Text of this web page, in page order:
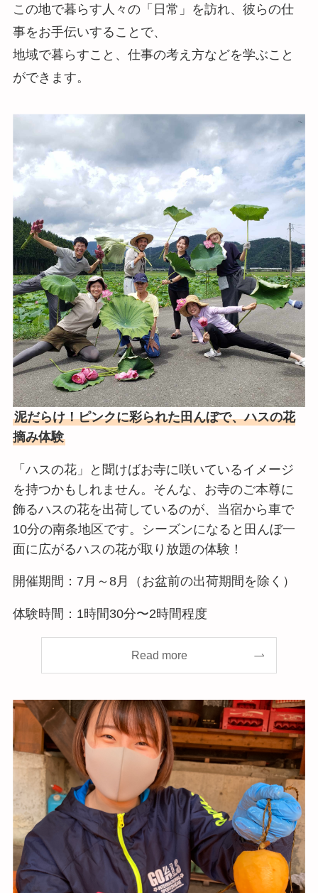
この地で暮らす人々の「日常」を訪れ、彼らの仕
事をお手伝いすることで、
地域で暮らすこと、仕事の考え方などを学ぶこと
ができます。
泥だらけ！ピンクに彩られた田んぼで、ハスの花
摘み体験
「ハスの花」と聞けばお寺に咲いているイメージ
を持つかもしれません。そんな、お寺のご本尊に
飾るハスの花を出荷しているのが、当宿から車で
10分の南条地区です。シーズンになると田んぼ一
面に広がるハスの花が取り放題の体験！
開催期間：7月～8月（お盆前の出荷期間を除く）
体験時間：1時間30分〜2時間程度
Read more